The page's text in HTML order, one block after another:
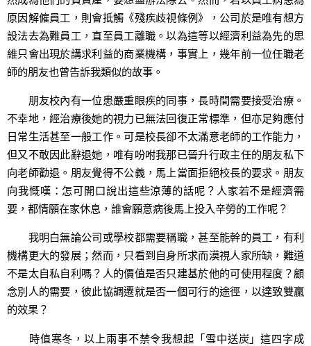
原因解僱員工，則會抵觸《殘疾歧視條例》，公司於是唯有想方
設法去為難員工，直至員工離職。以為這等以經濟利益為先的思
維只會出現於講求利益的商業機構，事實上，幾年前一位任職老
師的朋友也曾告訴我類似的故事。
朋友校內有一位患嚴重眼疾的同事，長時間需要接受治療。
不幸地，經治療後她的視力已無法回復正常標準，但亦足夠應付
日常生活甚至一般工作。可是校長卻不太滿意老師的工作能力，
但又不敢因此辭退她，唯有吩咐我那已晉升行政主任的朋友私下
向老師勸退。朋友覺得不公義，馬上當面拒絕校長的要求。朋友
向我慨嘆：怎可開口說出這些涼薄的話呢？人家若不是經濟需
要，都情願在家休息，誰會願意病後馬上投入辛勞的工作呢？
我明白無論公司或學校都需要稱職，甚至能幹的員工，有利
機構更大的發展；然而，只看到自身所求而漠視人家所缺，難道
不是太自私自利嗎？人的價值是否只建基於他的可使用程度？顧
念別人的需要，彼此協調遷就是否一個可行的途徑，以達致雙贏
的效果？
時值寒冬，以上兩事不禁令我想起「雪中送炭」這四字成